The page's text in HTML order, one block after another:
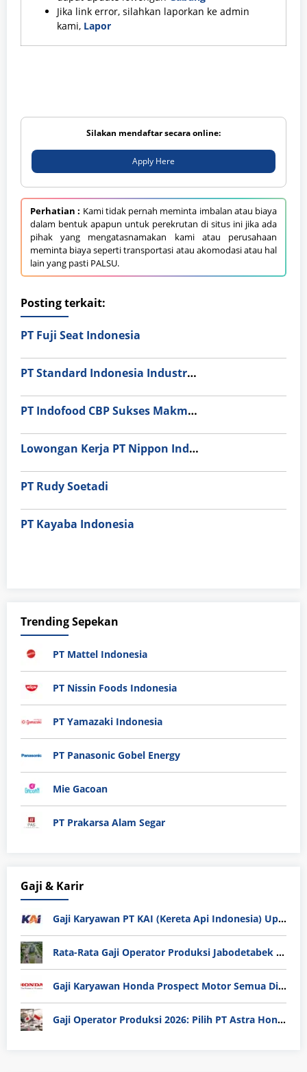
Jika link error, silahkan laporkan ke admin
kami, Lapor
Silakan mendaftar secara online:
Apply Here
Perhatian : Kami tidak pernah meminta imbalan atau biaya
dalam bentuk apapun untuk perekrutan di situs ini jika ada
pihak yang mengatasnamakan kami atau perusahaan
meminta biaya seperti transportasi atau akomodasi atau hal
lain yang pasti PALSU.
Posting terkait:
PT Fuji Seat Indonesia
PT Standard Indonesia Industry (PT SII)
PT Indofood CBP Sukses Makmur Tbk – Packaging Division
Lowongan Kerja PT Nippon Indosari Corpindo Tbk. Bulan Agustus 2026
PT Rudy Soetadi
PT Kayaba Indonesia
Trending Sepekan
PT Mattel Indonesia
PT Nissin Foods Indonesia
PT Yamazaki Indonesia
PT Panasonic Gobel Energy
Mie Gacoan
PT Prakarsa Alam Segar
Gaji & Karir
Gaji Karyawan PT KAI (Kereta Api Indonesia) Update 2025
Rata-Rata Gaji Operator Produksi Jabodetabek 2025: Bedah Tuntas UMK, Lemburan, dan Realita Hidup Buruh
Gaji Karyawan Honda Prospect Motor Semua Divisi
Gaji Operator Produksi 2026: Pilih PT Astra Honda Motor (AHM) atau Manufaktur di Jepang?